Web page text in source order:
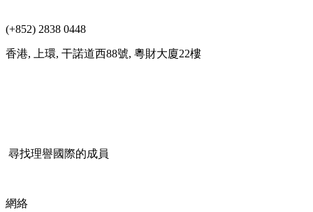
(+852) 2838 0448
香港, 上環, 干諾道西88號, 粵財大廈22樓
尋找理譽國際的成員
網絡